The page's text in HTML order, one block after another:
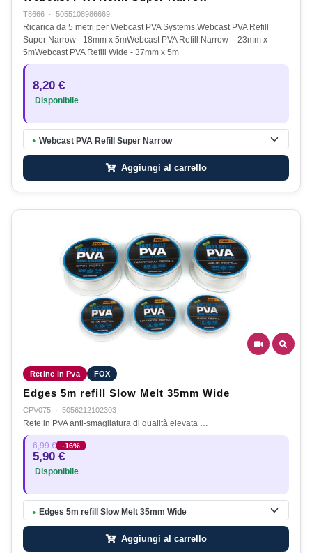
T8666 · 5055108986669
Ricarica da 5 metri per Webcast PVA Systems.Webcast PVA Refill
Super Narrow - 18mm x 5mWebcast PVA Refill Narrow – 23mm x
5mWebcast PVA Refill Wide - 37mm x 5m
8,20 €
Disponibile
● Webcast PVA Refill Super Narrow
Aggiungi al carrello
Retine in Pva FOX
Edges 5m refill Slow Melt 35mm Wide
CPV075 · 5056212102303
Rete in PVA anti-smagliatura di qualità elevata …
6,99 € -16%
5,90 €
Disponibile
● Edges 5m refill Slow Melt 35mm Wide
Aggiungi al carrello